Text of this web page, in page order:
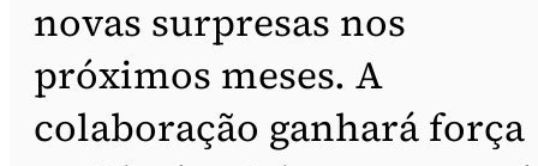
novas surpresas nos
próximos meses. A
colaboração ganhará força